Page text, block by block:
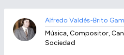
Alfredo Valdés-Brito
Música, Compositor,
Sociedad